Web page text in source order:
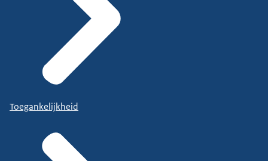
Toegankelijkheid